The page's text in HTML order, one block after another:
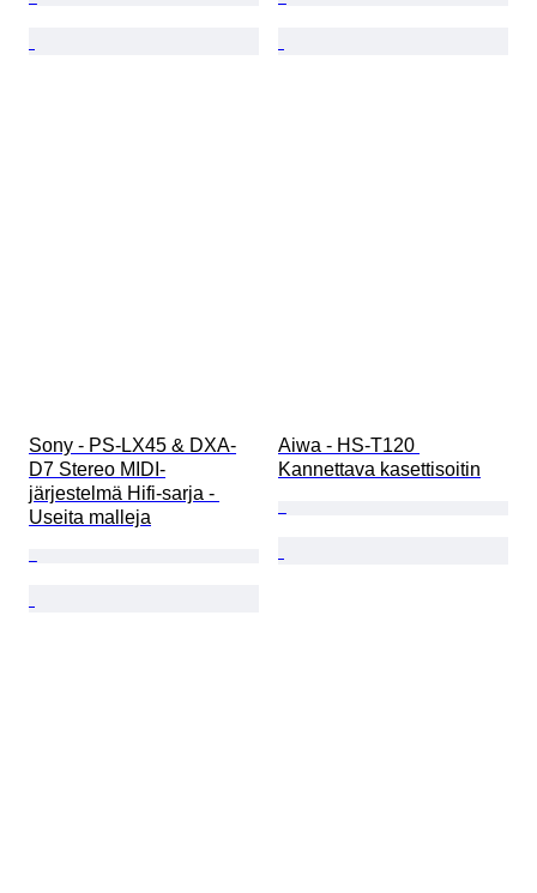
Sony - PS-LX45 & DXA-
D7 Stereo MIDI-
järjestelmä Hifi-sarja -
Useita malleja
Aiwa - HS-T120
Kannettava kasettisoitin